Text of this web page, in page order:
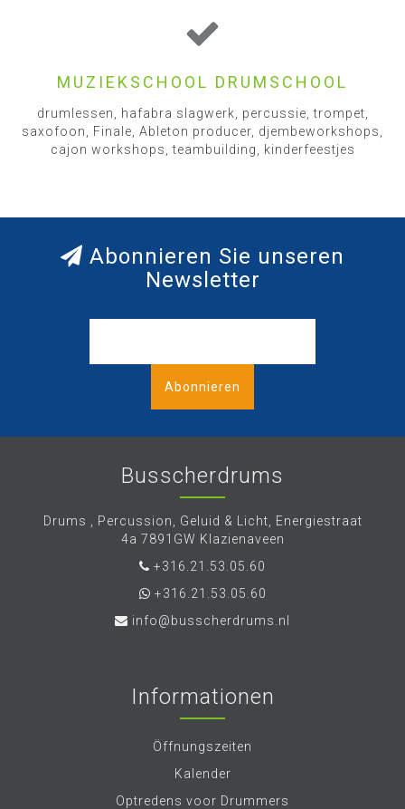
MUZIEKSCHOOL DRUMSCHOOL
drumlessen, hafabra slagwerk, percussie, trompet,
saxofoon, Finale, Ableton producer, djembeworkshops,
cajon workshops, teambuilding, kinderfeestjes
Abonnieren Sie unseren
Newsletter
Abonnieren
Busscherdrums
Drums , Percussion, Geluid & Licht, Energiestraat
4a 7891GW Klazienaveen
+316.21.53.05.60
+316.21.53.05.60
info@busscherdrums.nl
Informationen
Öffnungszeiten
Kalender
Optredens voor Drummers